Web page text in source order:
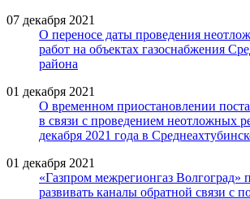
07 декабря 2021
О переносе даты проведения
работ на объектах газоснабжения
района
01 декабря 2021
О временном приостановлении
в связи с проведением неотложных
декабря 2021 года в
01 декабря 2021
«Газпром межрегионгаз Волгоград»
развивать каналы обратной связи с